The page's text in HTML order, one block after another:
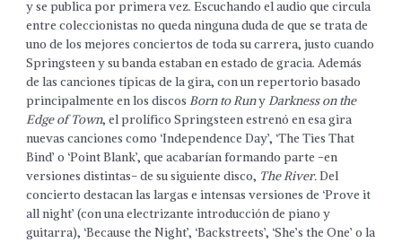
y se publica por primera vez. Escuchando el audio que circula
entre coleccionistas no queda ninguna duda de que se trata de
uno de los mejores conciertos de toda su carrera, justo cuando
Springsteen y su banda estaban en estado de gracia. Además
de las canciones típicas de la gira, con un repertorio basado
principalmente en los discosBorn to RunyDarkness on the
Edge of Town, el prolífico Springsteen estrenó en esa gira
nuevas canciones como ‘Independence Day’, ‘The Ties That
Bind’ o ‘Point Blank’, que acabarían formando parte -en
versiones distintas- de su siguiente disco, The River.Del
concierto destacan las largas e intensas versiones de ‘Prove it
all night’ (con una electrizante introducción de piano y
guitarra), ‘Because the Night’, ‘Backstreets’, ‘She’s the One’ o la